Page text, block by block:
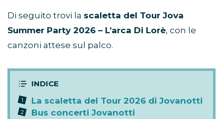
Di seguito trovi la scaletta del Tour Jova
Summer Party 2026 – L’arca Di Lorè, con le
canzoni attese sul palco.
La scaletta del Tour 2026 di Jovanotti
Bus concerti Jovanotti